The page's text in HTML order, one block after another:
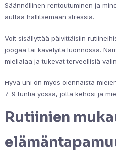
Säännöllinen rentoutuminen ja
auttaa hallitsemaan stressiä.
Voit sisällyttää päivittäisiin
joogaa tai kävelyitä luonnossa.
mielialaa ja tukevat terveellisiä
Hyvä uni on myös olennaista
7-9 tuntia yössä, jotta kehosi ja
Rutiinien